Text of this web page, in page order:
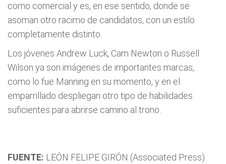
como comercial y es, en ese sentido, donde se
asoman otro racimo de candidatos, con un estilo
completamente distinto.
Los jóvenes Andrew Luck, Cam Newton o Russell
Wilson ya son imágenes de importantes marcas,
como lo fue Manning en su momento, y en el
emparrillado despliegan otro tipo de habilidades
suficientes para abrirse camino al trono.
FUENTE: LEÓN FELIPE GIRÓN (Associated Press)